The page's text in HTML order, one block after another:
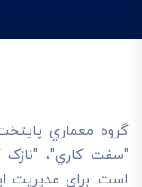
"سفت کاري"، "نازک
است. براي مديريت